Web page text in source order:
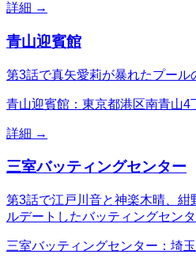
詳細 →
青山迎賓館
第3話で真矢愛莉が暴れたプール
青山迎賓館：東京都港区南青山4
詳細 →
三室バッティングセンター
第3話で江戸川音と神楽木晴、
ルデートしたバッティングセン
三室バッティングセンター：埼